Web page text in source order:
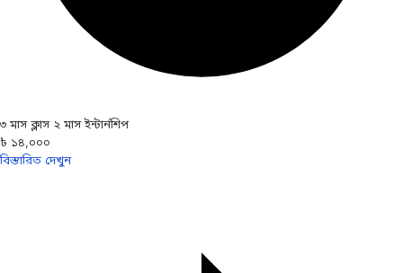
৩ মাস ক্লাস ২ মাস ইন্টার্নশিপ
৳ ১৪,০০০
বিস্তারিত দেখুন